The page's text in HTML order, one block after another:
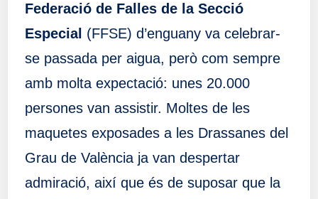
Federació de Falles de la Secció
Especial (FFSE) d’enguany va celebrar-
se passada per aigua, però com sempre
amb molta expectació: unes 20.000
persones van assistir. Moltes de les
maquetes exposades a les Drassanes del
Grau de València ja van despertar
admiració, així que és de suposar que la